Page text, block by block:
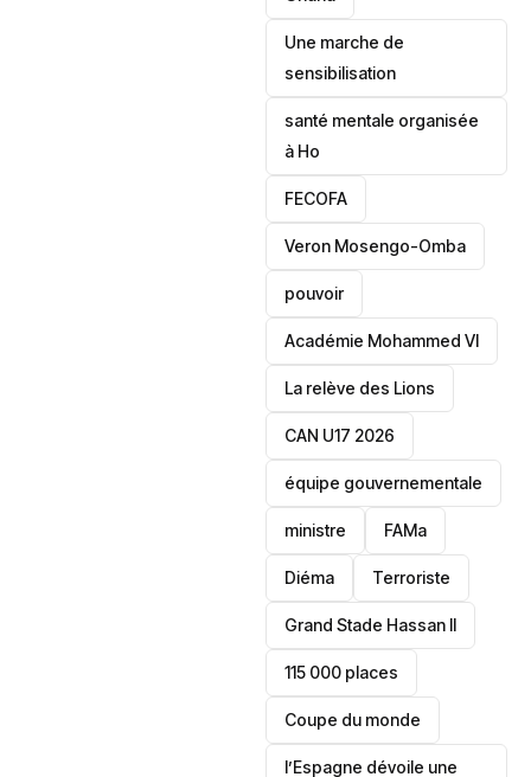
Une marche de
sensibilisation
santé mentale organisée
à Ho
‎FECOFA
Veron Mosengo-Omba
pouvoir
Académie Mohammed VI
La relève des Lions
CAN U17 2026
équipe gouvernementale
ministre FAMa
Diéma Terroriste
Grand Stade Hassan II
115 000 places
‎Coupe du monde
l’Espagne dévoile une